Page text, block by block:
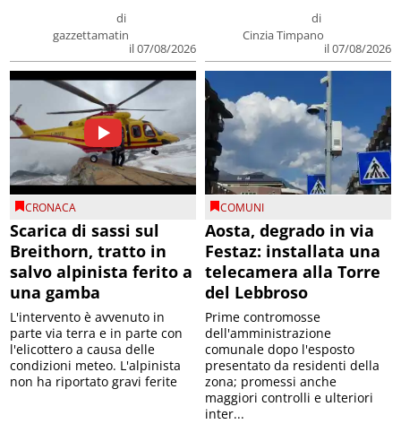
di
gazzettamatin
il 07/08/2026
di
Cinzia Timpano
il 07/08/2026
CRONACA
Scarica di sassi sul
Breithorn, tratto in
salvo alpinista ferito a
una gamba
L'intervento è avvenuto in
parte via terra e in parte con
l'elicottero a causa delle
condizioni meteo. L'alpinista
non ha riportato gravi ferite
COMUNI
Aosta, degrado in via
Festaz: installata una
telecamera alla Torre
del Lebbroso
Prime contromosse
dell'amministrazione
comunale dopo l'esposto
presentato da residenti della
zona; promessi anche
maggiori controlli e ulteriori
inter...